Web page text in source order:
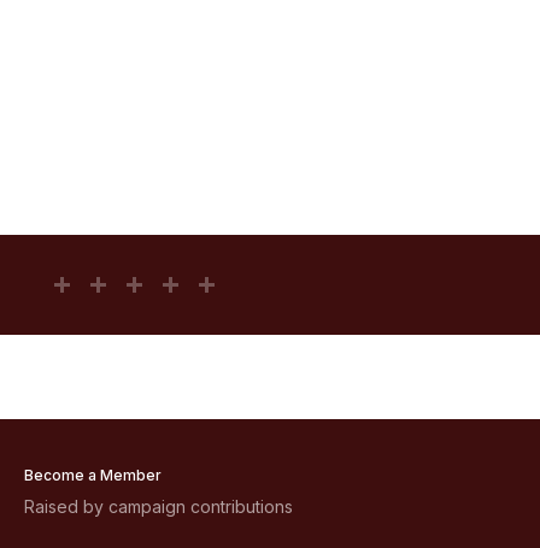
Become a Member
Raised by campaign contributions